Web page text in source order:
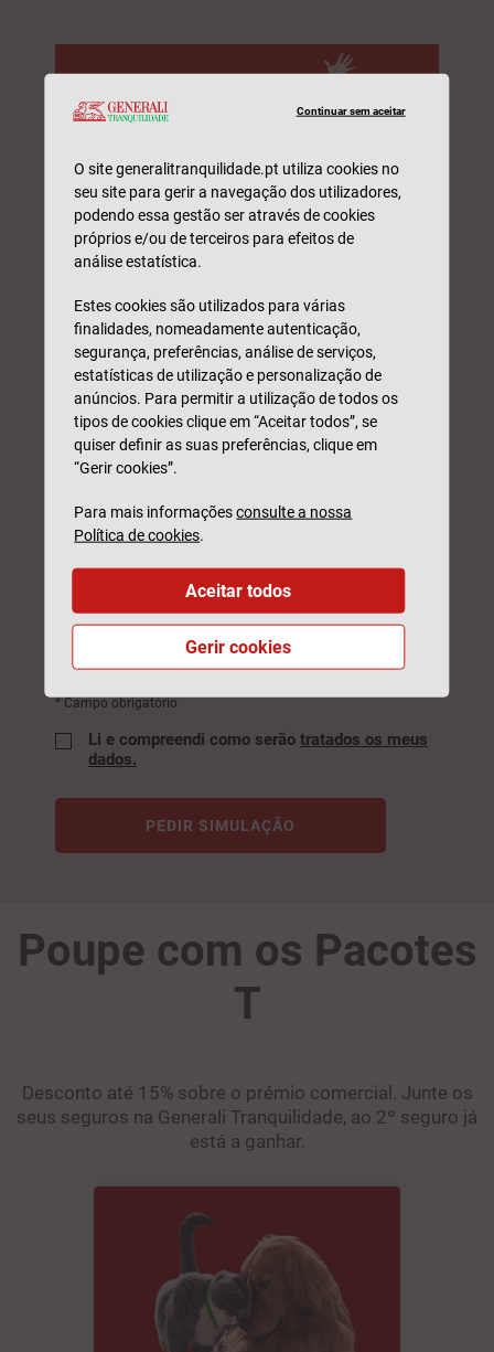
Responsabilidade Civil
Peça uma simulação e seja contactado(a) por um
profissional. Sem compromisso.
Nome*
Email
Este formulário é protegido pelo reCAPTCHA, pela
privacidadeeTermos de Utilizaçãoda Google.
* Campo obrigatório
Li e compreendi como serão tratados os meus
dados.
PEDIR SIMULAÇÃO
Poupe com os Pacotes
T
Desconto até 15% sobre o prémio comercial. Junte os
seus seguros na Generali Tranquilidade, ao 2º seguro já
está a ganhar.
Continuar sem aceitar
O site generalitranquilidade.pt utiliza cookies no
seu site para gerir a navegação dos utilizadores,
podendo essa gestão ser através de cookies
próprios e/ou de terceiros para efeitos de
análise estatística.
Estes cookies são utilizados para várias
finalidades, nomeadamente autenticação,
segurança, preferências, análise de serviços,
estatísticas de utilização e personalização de
anúncios. Para permitir a utilização de todos os
tipos de cookies clique em “Aceitar todos”, se
quiser definir as suas preferências, clique em
“Gerir cookies”.
Para mais informaçõesconsulte a nossa
Política de cookies.
Gerir cookies
Aceitar todos